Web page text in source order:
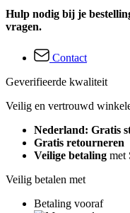
Hulp nodig bij je
vragen.
Contact
Geverifieerde kwaliteit
Veilig en vertrouwd
Nederland: Gratis
Gratis retourneren
Veilige betaling met
Veilig betalen met
Betaling vooraf